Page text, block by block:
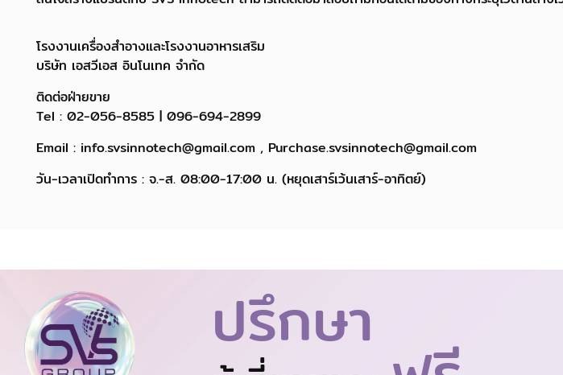
โรงงานเครื่องสำอางและโรงงานอาหารเสริม
บริษัท เอสวีเอส อินโนเทค จำกัด
ติดต่อฝ่ายขาย
Tel : 02-056-8585 | 096-694-2899
Email : info.svsinnotech@gmail.com , Purchase.svsinnotech@gmail.com
วัน-เวลาเปิดทำการ : จ.-ส. 08:00-17:00 น. (หยุดเสาร์เว้นเสาร์-อาทิตย์)
ปรึกษา